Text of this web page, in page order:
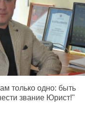
только одно: быть
звание Юрист!"